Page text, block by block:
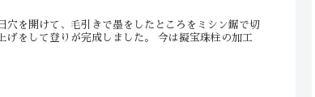
穴を開けて、毛引きで墨をしたところをミシン鋸で切
げをして登りが完成しました。 今は擬宝珠柱の加工